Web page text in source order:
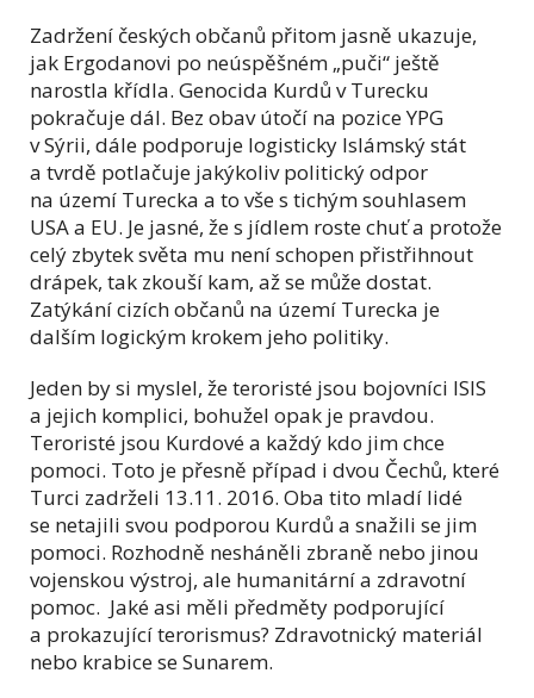
Zadržení českých občanů přitom jasně ukazuje,
jak Ergodanovi po neúspěšném „puči“ ještě
narostla křídla. Genocida Kurdů v Turecku
pokračuje dál. Bez obav útočí na pozice YPG
v Sýrii, dále podporuje logisticky Islámský stát
a tvrdě potlačuje jakýkoliv politický odpor
na území Turecka a to vše s tichým souhlasem
USA a EU. Je jasné, že s jídlem roste chuť a protože
celý zbytek světa mu není schopen přistřihnout
drápek, tak zkouší kam, až se může dostat.
Zatýkání cizích občanů na území Turecka je
dalším logickým krokem jeho politiky.
Jeden by si myslel, že teroristé jsou bojovníci ISIS
a jejich komplici, bohužel opak je pravdou.
Teroristé jsou Kurdové a každý kdo jim chce
pomoci. Toto je přesně případ i dvou Čechů, které
Turci zadrželi 13.11. 2016. Oba tito mladí lidé
se netajili svou podporou Kurdů a snažili se jim
pomoci. Rozhodně nesháněli zbraně nebo jinou
vojenskou výstroj, ale humanitární a zdravotní
pomoc. Jaké asi měli předměty podporující
a prokazující terorismus? Zdravotnický materiál
nebo krabice se Sunarem.